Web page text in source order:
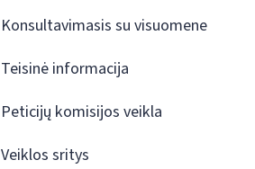
Konsultavimasis su visuomene
Teisinė informacija
Peticijų komisijos veikla
Veiklos sritys